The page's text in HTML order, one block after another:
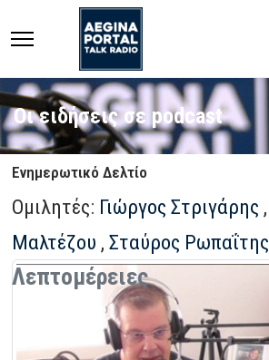
Οι ειδήσεις σε podcast
Ενημερωτικό Δελτίο
Ομιλητές: Γιώργος Στριγάρης ,
Μαλτέζου ,Σταύρος Ρωπαΐτης
Λεπτομέρειες